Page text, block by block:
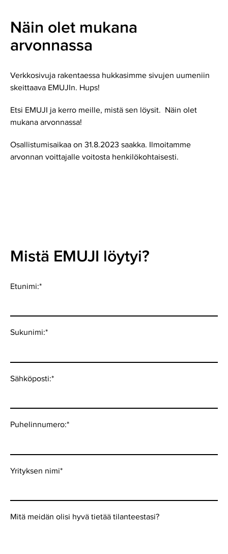
Näin olet mukana
arvonnassa
Verkkosivuja rakentaessa hukkasimme sivujen uumeniin
skeittaava EMUJIn. Hups!
Etsi EMUJI ja kerro meille, mistä sen löysit. Näin olet
mukana arvonnassa!
Osallistumisaikaa on 31.8.2023 saakka. Ilmoitamme
arvonnan voittajalle voitosta henkilökohtaisesti.
Mistä EMUJI löytyi?
Etunimi:*
Sukunimi:*
Sähköposti:*
Puhelinnumero:*
Yrityksen nimi*
Mitä meidän olisi hyvä tietää tilanteestasi?